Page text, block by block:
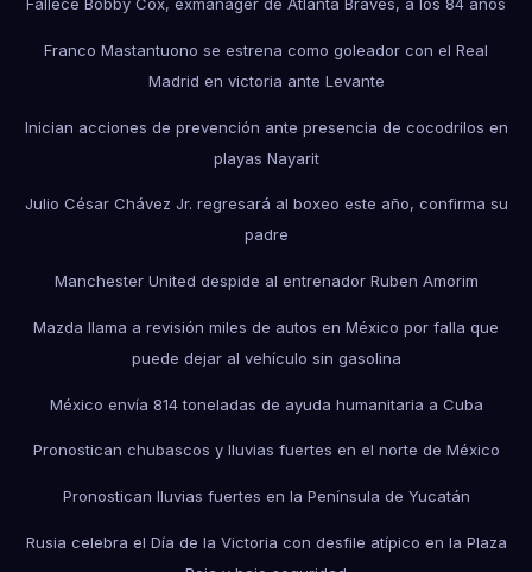
Franco Mastantuono se estrena como goleador con el Real
Madrid en victoria ante Levante
Inician acciones de prevención ante presencia de cocodrilos en
playas Nayarit
Julio César Chávez Jr. regresará al boxeo este año, confirma su
padre
Manchester United despide al entrenador Ruben Amorim
Mazda llama a revisión miles de autos en México por falla que
puede dejar al vehículo sin gasolina
México envía 814 toneladas de ayuda humanitaria a Cuba
Pronostican chubascos y lluvias fuertes en el norte de México
Pronostican lluvias fuertes en la Península de Yucatán
Rusia celebra el Día de la Victoria con desfile atípico en la Plaza